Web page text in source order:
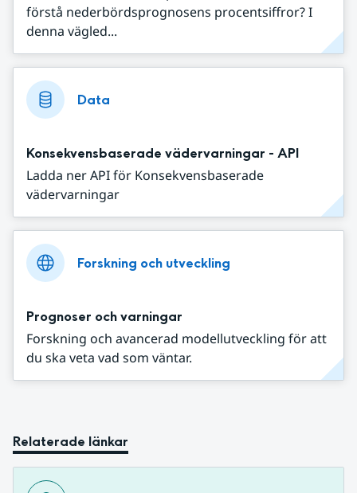
förstå nederbördsprognosens procentsiffror? I
denna vägled...
Data
Konsekvensbaserade vädervarningar - API
Ladda ner API för Konsekvensbaserade
vädervarningar
Forskning och utveckling
Prognoser och varningar
Forskning och avancerad modellutveckling för att
du ska veta vad som väntar.
Relaterade länkar